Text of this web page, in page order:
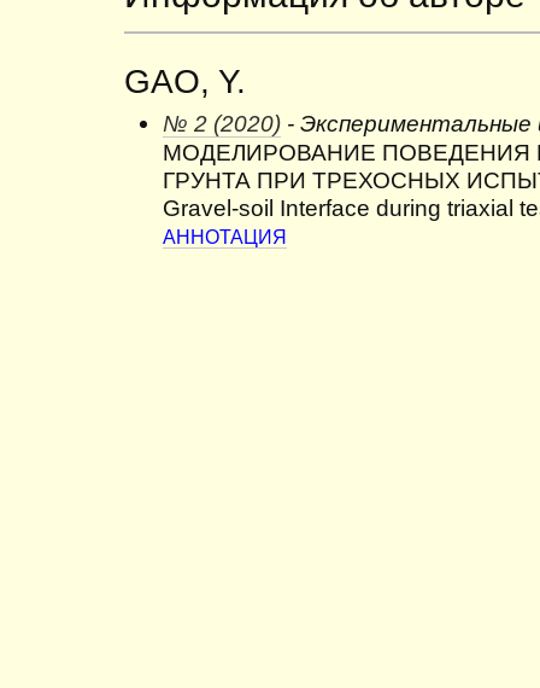
GAO, Y.
№ 2 (2020)- Экспериментальные
МОДЕЛИРОВАНИЕ ПОВЕДЕНИЯ
ГРУНТА ПРИ ТРЕХОСНЫХ
Gravel-soil Interface during triaxial
АННОТАЦИЯ